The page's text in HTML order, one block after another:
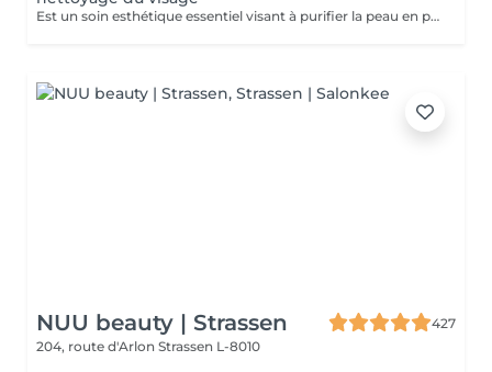
Est un soin esthétique essentiel visant à purifier la peau en profondeur et a lui donner éclat et fraicheur
NUU beauty | Strassen
427
204, route d'Arlon Strassen L-8010